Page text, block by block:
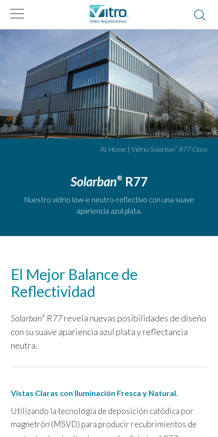
At Home | Vidrio Solarban®R77 Claro
Solarban® R77
Nuestro vidrio low-e neutro-reflectivo con una suave
apariencia azul plata.
El Mejor Balance de
Reflectividad
Solarban® R77 revela nuevas posibilidades de diseño
con su suave apariencia azul plata y reflectancia
neutra.
Vistas Claras con Iluminación Fresca y Natural.
Utilizando la tecnología de deposición catódica por
magnetrón (MSVD) para producir recubrimientos de